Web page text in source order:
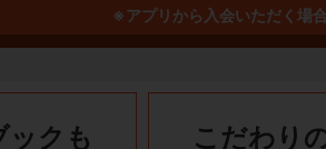
※アプリから入会いただく場
ックも
こだわり